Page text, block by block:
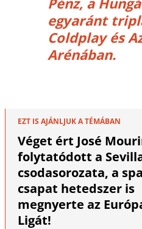
egyaránt
Coldplay és
Arénában.
EZT IS AJÁNLJUK A TÉMÁBAN
Véget ért José
folytatódott a
csodasorozata, a
csapat hetedszer is
megnyerte az
Ligát!